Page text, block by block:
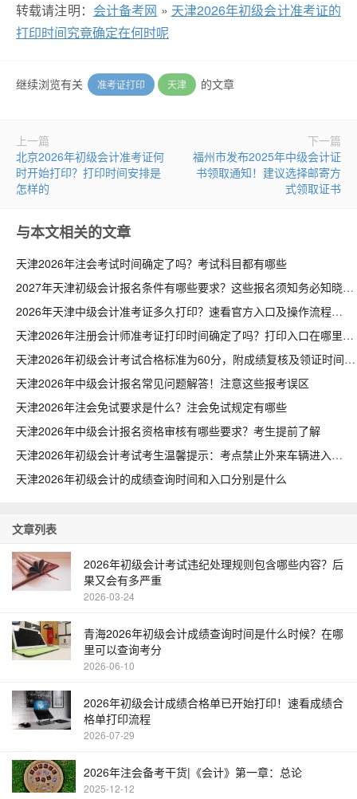
转载请注明： 会计备考网 » 天津2026年初级会计准考证的
打印时间究竟确定在何时呢
继续浏览有关 准考证打印 天津 的文章
上一篇
北京2026年初级会计准考证何
时开始打印？打印时间安排是
怎样的
下一篇
福州市发布2025年中级会计证
书领取通知！建议选择邮寄方
式领取证书
与本文相关的文章
天津2026年注会考试时间确定了吗？考试科目都有哪些
2027年天津初级会计报名条件有哪些要求？这些报名须知务必知晓
2026年天津中级会计准考证多久打印？速看官方入口及操作流程
天津2026年注册会计师准考证打印时间确定了吗？打印入口在哪里
天津2026年初级会计考试合格标准为60分，附成绩复核及领证时间说明
天津2026年中级会计报名常见问题解答！注意这些报考误区
天津2026年注会免试要求是什么？注会免试规定有哪些
天津2026年中级会计报名资格审核有哪些要求？考生提前了解
天津2026年初级会计考试考生温馨提示：考点禁止外来车辆进入
天津2026年初级会计的成绩查询时间和入口分别是什么
文章列表
2026年初级会计考试违纪处理规则包含哪些内容？后
果又会有多严重
2026-03-24
青海2026年初级会计成绩查询时间是什么时候？在哪
里可以查询考分
2026-06-10
2026年初级会计成绩合格单已开始打印！速看成绩合
格单打印流程
2026-07-29
2026年注会备考干货|《会计》第一章：总论
2025-12-12